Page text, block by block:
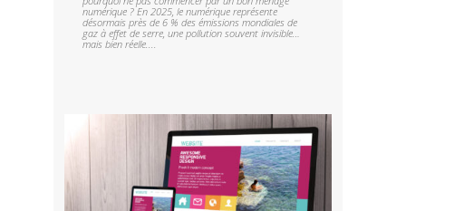
numérique ? En 2025, le numérique représente
désormais près de 6 % des émissions mondiales de
gaz à effet de serre, une pollution souvent invisible…
mais bien réelle....